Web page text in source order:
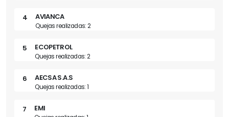
4 AVIANCA
Quejas realizadas: 2
5 ECOPETROL
Quejas realizadas: 2
6 AECSA S.A.S
Quejas realizadas: 1
7 EMI